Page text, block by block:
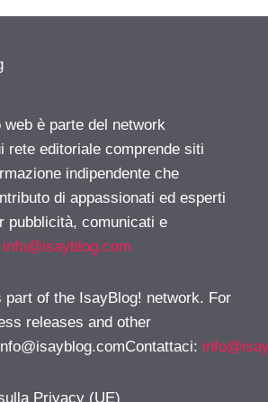
web è parte del network
rete editoriale comprende siti
indipendente che
di appassionati ed esperti
pubblicità, comunicati e
info@isayblog.com
part of the IsayBlog! network. For
releases and other
:
Privacy (UE)